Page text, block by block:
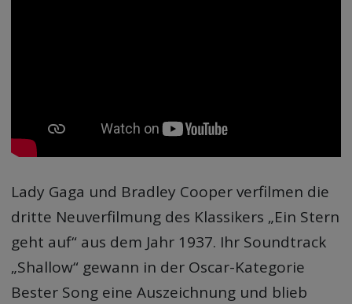
Lady Gaga und Bradley Cooper verfilmen die
dritte Neuverfilmung des Klassikers „Ein Stern
geht auf“ aus dem Jahr 1937. Ihr Soundtrack
„Shallow“ gewann in der Oscar-Kategorie
Bester Song eine Auszeichnung und blieb